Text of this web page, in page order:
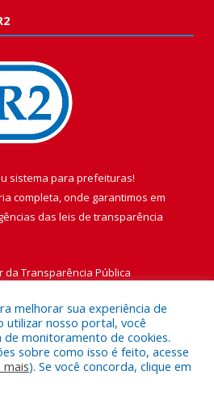
sistema para prefeituras!
completa, onde garantimos em
das leis de transparência
da Transparência Pública
a Prefeitura Municipal de Vigia de
Nazaré.
melhorar sua experiência de
utilizar nosso portal, você
monitoramento de cookies.
sobre como isso é feito, acesse
mais). Se você concorda, clique em